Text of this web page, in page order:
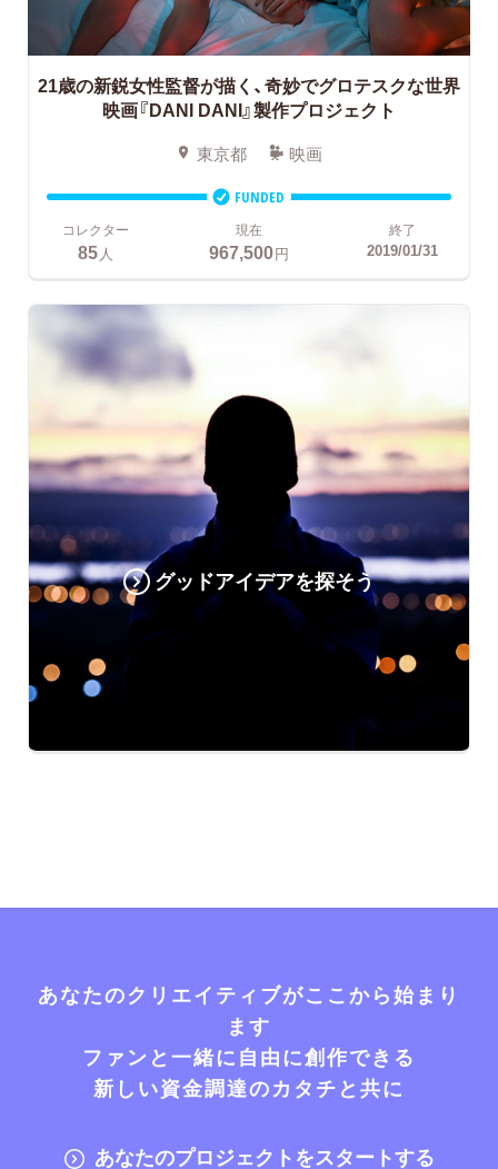
21歳の新鋭女性監督が描く、奇妙でグロテスクな世界
映画『DANI DANI』製作プロジェクト
東京都 映画
FUNDED
コレクター
85人
現在
967,500円
終了
2019/01/31
グッドアイデアを探そう
あなたのクリエイティブがここから始まり
ます
ファンと一緒に自由に創作できる
新しい資金調達のカタチと共に
あなたのプロジェクトをスタートする